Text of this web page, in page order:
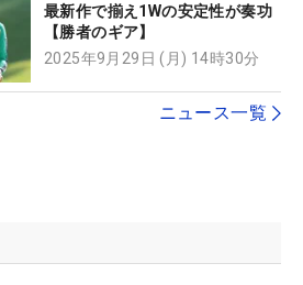
最新作で揃え1Wの安定性が奏功
【勝者のギア】
2025年9月29日 (月) 14時30分
ニュース一覧